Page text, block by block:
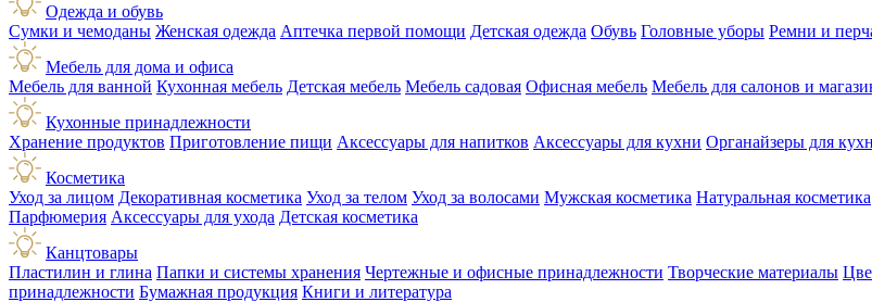
Одежда и обувь
Сумки и чемоданы Женская одежда Аптечка первой помощи Детская одежда Обувь Головные уборы Ремни и
Мебель для дома и офиса
Мебель для ванной Кухонная мебель Детская мебель Мебель садовая Офисная мебель Мебель для салонов и
Кухонные принадлежности
Хранение продуктов Приготовление пищи Аксессуары для напитков Аксессуары для кухни Органайзеры для
Косметика
Уход за лицом Декоративная косметика Уход за телом Уход за волосами Мужская косметика Натуральная косметика
Парфюмерия Аксессуары для ухода Детская косметика
Канцтовары
Пластилин и глина Папки и системы хранения Чертежные и офисные принадлежности Творческие материалы
принадлежности Бумажная продукция Книги и литература